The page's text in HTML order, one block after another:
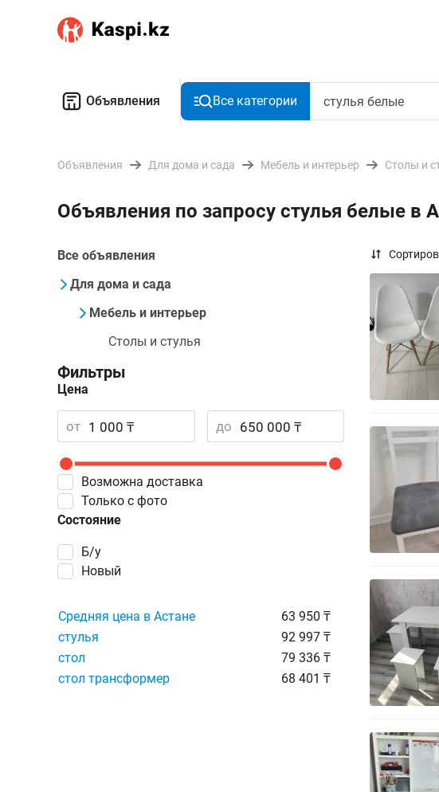
Объявления Все категории
Объявления Для дома и сада Мебель и интерьер Столы и
Объявления по запросу стулья белые в
Все объявления
Для дома и сада
Мебель и интерьер
Столы и стулья
Фильтры
Цена
от до
Возможна доставка
Состояние
Б/у
Новый
Только с фото
Средняя цена в Астане
63 950 ₸
стулья
92 997 ₸
стол
79 336 ₸
стол трансформер
68 401 ₸